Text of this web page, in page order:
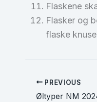
Flaskene
Flasker og
flaske
PREVIOUS
Øltyper NM